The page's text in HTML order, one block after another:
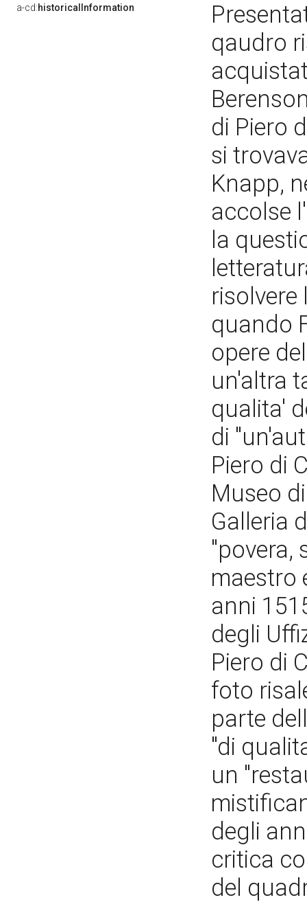
a-cd:historicalInformation
qaudro
di Piero
si
Knapp,
accolse
la
quando
opere
un'altra
qualita'
di
Piero di
Museo
Galleria
"povera,
maestro
anni
degli
Piero di
foto
parte
"di
un
degli
critica
del